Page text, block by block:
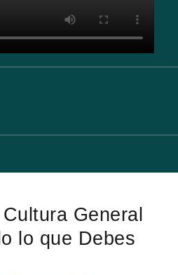
General
lo que Debes